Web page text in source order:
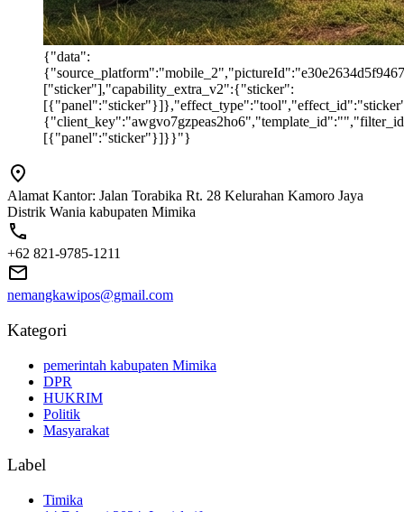
{"data":
["sticker"],"capability_extra_v2":{"sticker":
[{"panel":"sticker"}]}}"}
Alamat Kantor: Jalan Torabika Rt. 28 Kelurahan Kamoro Jaya
Distrik Wania kabupaten Mimika
+62 821-9785-1211
nemangkawipos@gmail.com
Kategori
pemerintah kabupaten Mimika
DPR
HUKRIM
Politik
Masyarakat
Label
Timika